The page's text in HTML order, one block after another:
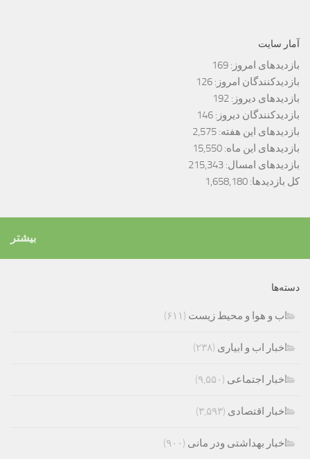
آمار سایت
بازدیدهای امروز: 169
بازدیدکنندگان امروز: 126
بازدیدهای دیروز: 192
بازدیدکنندگان دیروز: 146
بازدیدهای این هفته: 2,575
بازدیدهای این ماه: 15,550
بازدیدهای امسال: 215,343
کل بازدیدها: 1,658,180
بیشتر
دسته‌ها
اب و هوا و محیط زیست (۶۱۱)
اخبار اب و ابیاری (۲۳۸)
اخبار اجتماعی (۹,۵۵۰)
اخبار اقتصادی (۳,۵۹۳)
اخبار بهداشتی ودر مانی (۹۰۰)